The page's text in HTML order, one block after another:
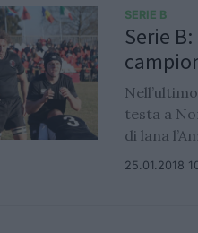
SERIE B
Serie
testa a
di lana
25.01.2018